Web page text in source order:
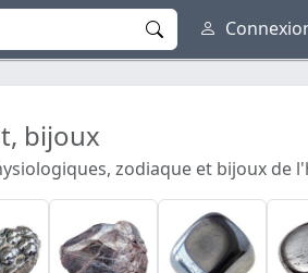
bijoux
zodiaque et bijoux de